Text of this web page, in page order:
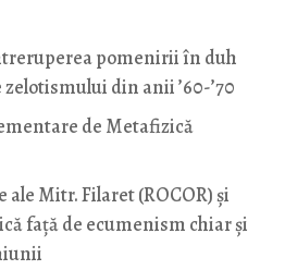
pomenirii în duh
din anii ’60-’70
de Metafizică
Mitr. Filaret (ROCOR) și
față de ecumenism chiar și